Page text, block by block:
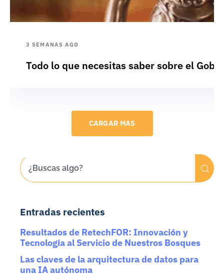
3 SEMANAS AGO
Todo lo que necesitas saber sobre el
CARGAR MAS
Entradas recientes
Resultados de RetechFOR: Innovación y
Tecnología al Servicio de Nuestros Bosques
Las claves de la arquitectura de datos para
una IA autónoma